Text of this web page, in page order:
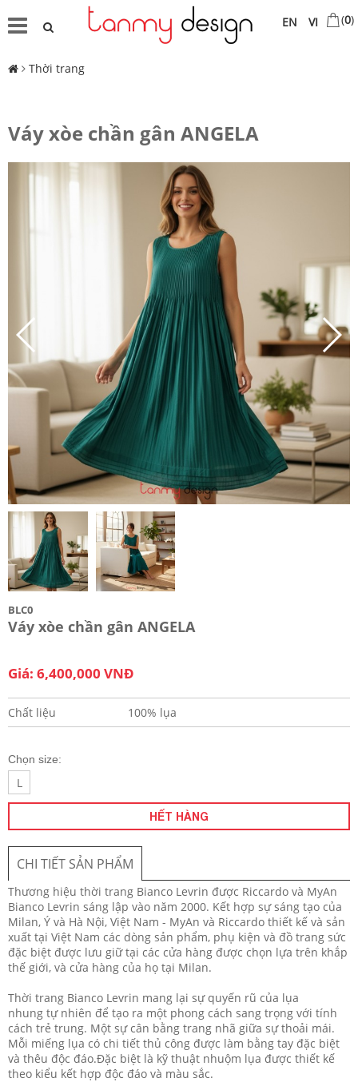
VI
EN (0)
Thời trang
Váy xòe chần gân ANGELA
BLC0
Váy xòe chần gân ANGELA
Giá: 6,400,000 VNĐ
Chất liệu 100% lụa
Chọn size:
L
HẾT HÀNG
CHI TIẾT SẢN PHẨM
Thương hiệu thời trang Bianco Levrin được Riccardo và MyAn
Bianco Levrin sáng lập vào năm 2000. Kết hợp sự sáng tạo của
Milan, Ý và Hà Nội, Việt Nam - MyAn và Riccardo thiết kế và sản
xuất tại Việt Nam các dòng sản phẩm, phụ kiện và đồ trang sức
đặc biệt được lưu giữ tại các cửa hàng được chọn lựa trên khắp
thế giới, và cửa hàng của họ tại Milan.
Thời trang Bianco Levrin mang lại sự quyến rũ của lụa
nhung tự nhiên để tạo ra một phong cách sang trọng với tính
cách trẻ trung. Một sự cân bằng trang nhã giữa sự thoải mái.
Mỗi miếng lụa có chi tiết thủ công được làm bằng tay đặc biệt
và thêu độc đáo.Đặc biệt là kỹ thuật nhuộm lụa được thiết kế
theo kiểu kết hợp độc đáo và màu sắc.